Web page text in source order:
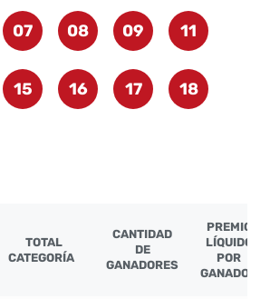
07 08 09 11
15 16 17 18
TOTAL
CATEGORÍA
CANTIDAD
DE
GANADORES
PREMIO
LÍQUIDO
POR
GANADOR